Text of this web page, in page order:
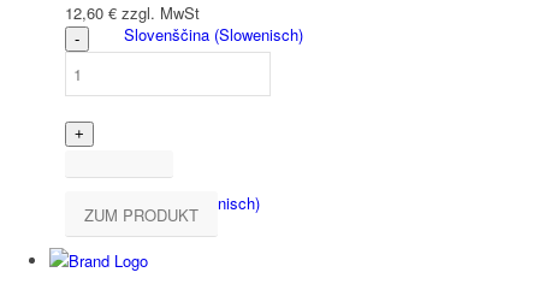
Slovenščina(Slowenisch)
Spanisch)
12,60 € zzgl. MwSt
ZUM PRODUKT